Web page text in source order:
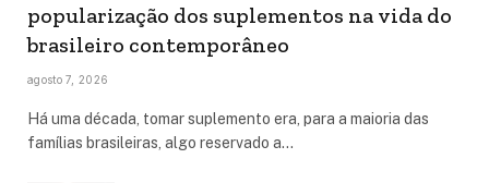
popularização dos suplementos na vida do
brasileiro contemporâneo
agosto 7, 2026
Há uma década, tomar suplemento era, para a maioria das
famílias brasileiras, algo reservado a…